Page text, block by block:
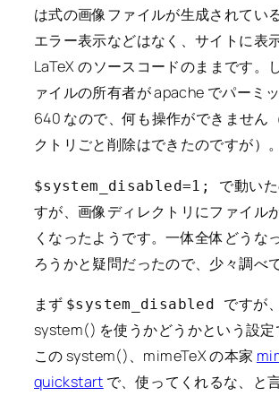
は式の画像ファイルが生成されてい
エラー表示などはなく、サイトに表
LaTeX のソースコードのままです。
ァイルの所有者が apache でパーミ
640 なので、何も操作ができません
クトリごと削除はできたのですが）。
$system_disabled=1; で動い
すが、画像ディレクトリにファイル
くなったようです。一体全体どうな
ろうかと疑問だったので、少々調べ
まず $system_disabled ですが
system() を使うかどうかという設定
この system()、mimeTeX の本家
quickstart で、使ってくれるな、と